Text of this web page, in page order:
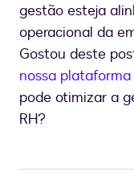
gestão esteja
operacional da
Gostou deste
nossa plataforma
pode otimizar a
RH?